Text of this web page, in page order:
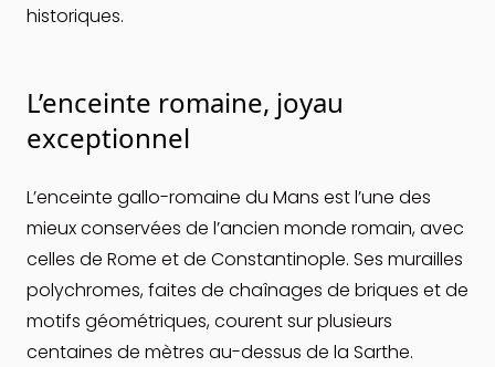
historiques.
L’enceinte romaine, joyau
exceptionnel
L’enceinte gallo-romaine du Mans est l’une des
mieux conservées de l’ancien monde romain, avec
celles de Rome et de Constantinople. Ses murailles
polychromes, faites de chaînages de briques et de
motifs géométriques, courent sur plusieurs
centaines de mètres au-dessus de la Sarthe.